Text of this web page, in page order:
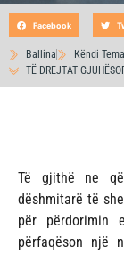
Ballina
Këndi
TË DREJTAT
Facebook
Të gjithë ne
dëshmitarë të
për përdorimin
përfaqëson një